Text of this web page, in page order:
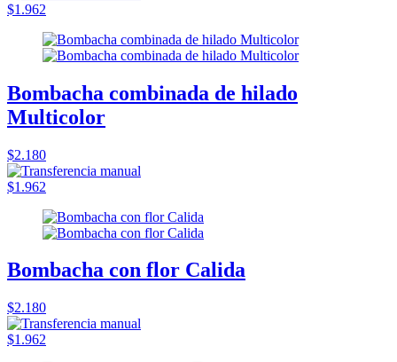
$1.962
Bombacha combinada de hilado
Multicolor
$2.180
$1.962
Bombacha con flor Calida
$2.180
$1.962